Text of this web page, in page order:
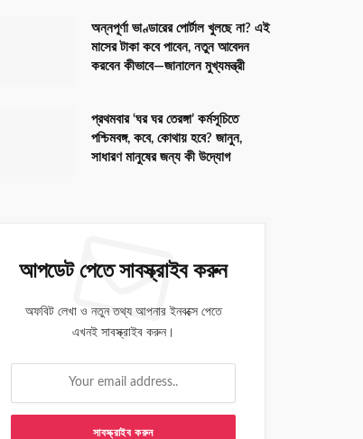
অন্নপূর্ণা ভাণ্ডারের পোর্টাল খুলছে না? এই
মাসের টাকা কবে পাবেন, নতুন আবেদন
করবেন কীভাবে—জানালেন মুখ্যমন্ত্রী
প্রথমবার ‘ঘর ঘর তেরঙ্গা’ কর্মসূচিতে
পশ্চিমবঙ্গ, কবে, কোথায় হবে? জানুন,
সাধারণ মানুষের জন্য কী উদ্যোগ
আপডেট পেতে সাবস্ক্রাইব করুন
অফবিট লেখা ও নতুন তথ্য আপনার ইনবক্সে পেতে
এখনই সাবস্ক্রাইব করুন।